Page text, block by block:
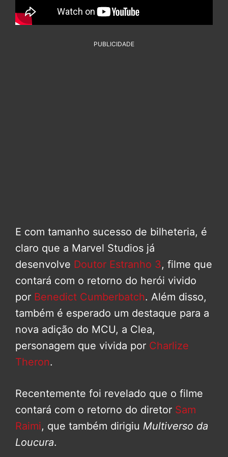
PUBLICIDADE
E com tamanho sucesso de bilheteria, é
claro que a Marvel Studios já
desenvolve Doutor Estranho 3, filme que
contará com o retorno do herói vivido
por Benedict Cumberbatch. Além disso,
também é esperado um destaque para a
nova adição do MCU, a Clea,
personagem que vivida por Charlize
Theron.
Recentemente foi revelado que o filme
contará com o retorno do diretor Sam
Raimi, que também dirigiu Multiverso da
Loucura.